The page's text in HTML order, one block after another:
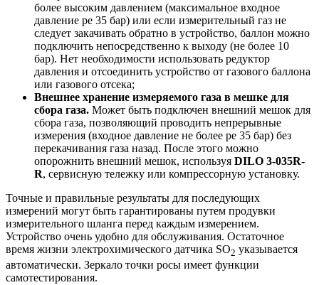
более высоким давлением (максимальное входное
давление pe 35 бар) или если измерительный газ не
следует закачивать обратно в устройство, баллон можно
подключить непосредственно к выходу (не более 10
бар). Нет необходимости использовать редуктор
давления и отсоединить устройство от газового баллона
или газового отсека;
Внешнее хранение измеряемого газа в мешке для
сбора газа. Может быть подключен внешний мешок для
сбора газа, позволяющий проводить непрерывные
измерения (входное давление не более pe 35 бар) без
перекачивания газа назад. После этого можно
опорожнить внешний мешок, используя DILO 3-035R-
R, сервисную тележку или компрессорную установку.
Точные и правильные результаты для последующих
измерений могут быть гарантированы путем продувки
измерительного шланга перед каждым измерением.
Устройство очень удобно для обслуживания. Остаточное
время жизни электрохимического датчика SO2 указывается
автоматически. Зеркало точки росы имеет функции
самотестирования.